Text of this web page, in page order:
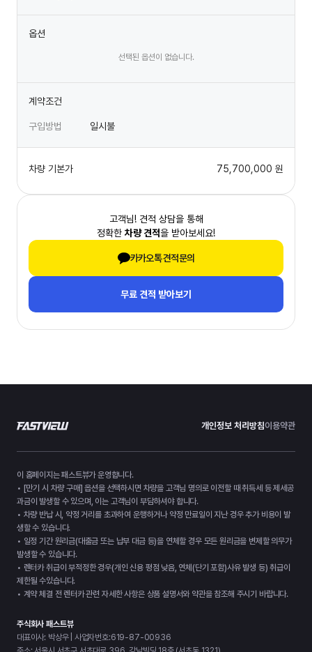
옵션
선택된 옵션이 없습니다.
계약조건
구입방법 일시불
차량 기본가 75,700,000 원
고객님! 견적 상담을 통해
정확한 차량 견적을 받아보세요!
카카오톡 견적문의
무료 견적 받아보기
개인정보 처리방침이용약관
이 홈페이지는 패스트뷰가 운영합니다.
• [만기 시 차량 구매] 옵션을 선택하시면 차량을 고객님 명의로 이전할 때 취득세 등 제세공
과금이 발생할 수 있으며, 이는 고객님이 부담하셔야 합니다.
• 차량 반납 시, 약정 거리를 초과하여 운행하거나 약정 만료일이 지난 경우 추가 비용이 발
생할 수 있습니다.
• 일정 기간 원리금(대출금 또는 납부 대금 등)을 연체할 경우 모든 원리금을 변제할 의무가
발생할 수 있습니다.
• 렌터카 취급이 부적정한 경우(개인 신용 평점 낮음, 연체(단기 포함)사유 발생 등) 취급이
제한될 수있습니다.
• 계약 체결 전 렌터카 관련 자세한 사항은 상품 설명서와 약관을 참조해 주시기 바랍니다.
주식회사 패스트뷰
대표이사: 박상우 | 사업자번호:619-87-00936